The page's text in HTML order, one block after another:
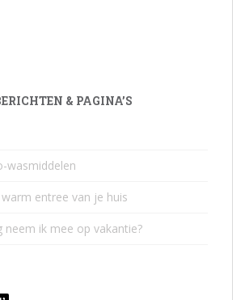
& PAGINA’S
wasmiddelen
entree van je huis
neem ik mee op vakantie?